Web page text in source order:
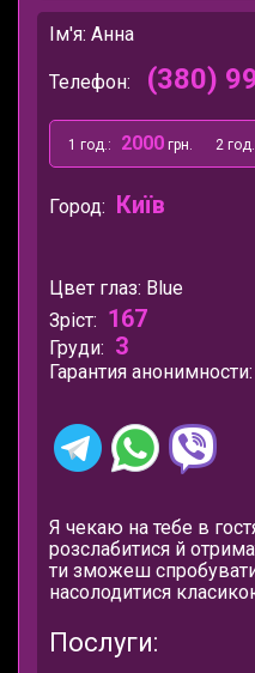
Ім'я: Анна
Телефон: (380)
1 год.: 2000грн. 2
Город: Київ
Цвет глаз: Blue
Зріст: 167
Груди: 3
Гарантия анонимности:
Я чекаю на тебе в
розслабитися й
ти зможеш
насолодитися
Послуги: